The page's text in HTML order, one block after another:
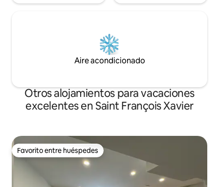
Aire acondicionado
Otros alojamientos para vacaciones
excelentes en Saint François Xavier
Favorito entre huéspedes
Favorito entre huéspedes